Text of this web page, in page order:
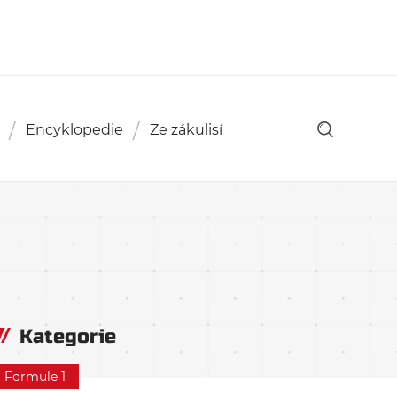
Encyklopedie Ze zákulisí
Kategorie
Formule 1